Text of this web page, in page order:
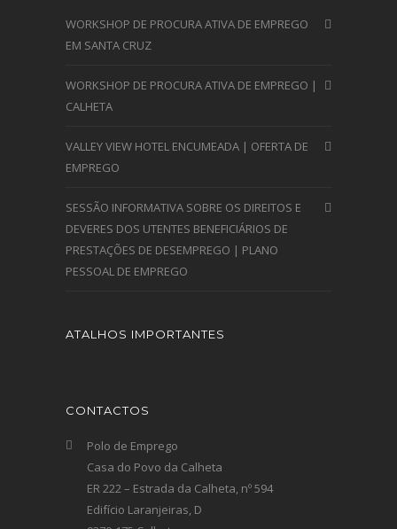
WORKSHOP DE PROCURA ATIVA DE EMPREGO
EM SANTA CRUZ
WORKSHOP DE PROCURA ATIVA DE EMPREGO |
CALHETA
VALLEY VIEW HOTEL ENCUMEADA | OFERTA DE
EMPREGO
SESSÃO INFORMATIVA SOBRE OS DIREITOS E
DEVERES DOS UTENTES BENEFICIÁRIOS DE
PRESTAÇÕES DE DESEMPREGO | PLANO
PESSOAL DE EMPREGO
ATALHOS IMPORTANTES
CONTACTOS
Polo de Emprego
Casa do Povo da Calheta
ER 222 – Estrada da Calheta, nº 594
Edifício Laranjeiras, D